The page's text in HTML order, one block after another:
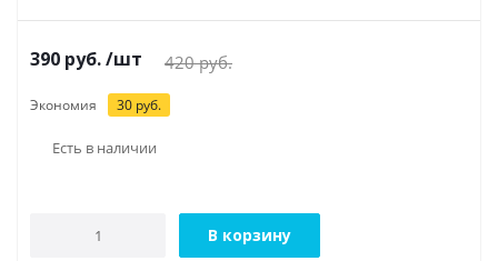
390 руб./шт 420руб.
Экономия 30 руб.
Есть в наличии
В корзину